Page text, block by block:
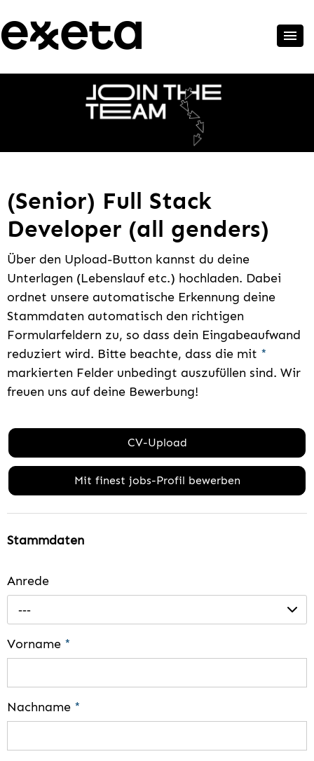
(Senior) Full Stack
Developer (all genders)
Über den Upload-Button kannst du deine
Unterlagen (Lebenslauf etc.) hochladen. Dabei
ordnet unsere automatische Erkennung deine
Stammdaten automatisch den richtigen
Formularfeldern zu, so dass dein Eingabeaufwand
reduziert wird. Bitte beachte, dass die mit *
markierten Felder unbedingt auszufüllen sind. Wir
freuen uns auf deine Bewerbung!
CV-Upload
Mit finest jobs-Profil bewerben
Stammdaten
Anrede
---
Vorname *
Nachname *